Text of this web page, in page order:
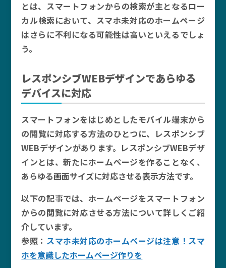
とは、スマートフォンからの検索が主となるロー
カル検索において、スマホ未対応のホームページ
はさらに不利になる可能性は高いといえるでしょ
う。
レスポンシブWEBデザインであらゆる
デバイスに対応
スマートフォンをはじめとしたモバイル端末から
の閲覧に対応する方法のひとつに、レスポンシブ
WEBデザインがあります。レスポンシブWEBデザ
インとは、新たにホームページを作ることなく、
あらゆる画面サイズに対応させる表示方法です。
以下の記事では、ホームページをスマートフォン
からの閲覧に対応させる方法について詳しくご紹
介しています。
参照： スマホ未対応のホームページは注意！スマ
ホを意識したホームページ作りを